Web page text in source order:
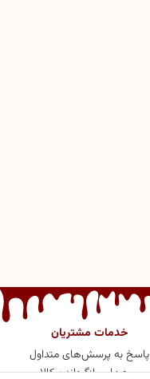
خدمات مشتریان
پاسخ به پرسش‌های متداول
رویه‌های بازگرداندن کالا